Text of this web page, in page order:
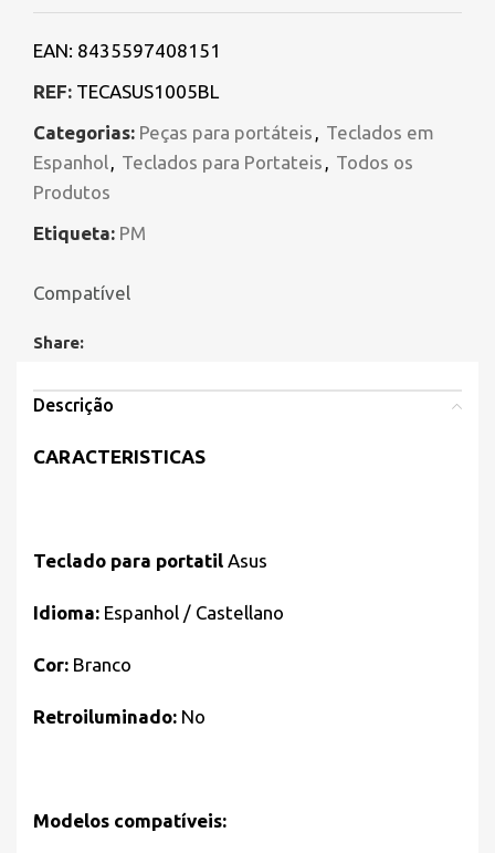
EAN: 8435597408151
REF: TECASUS1005BL
Categorias: Peças para portáteis , Teclados em
Espanhol, Teclados para Portateis , Todos os
Produtos
Etiqueta: PM
Compatível
Share:
Descrição
CARACTERISTICAS
Teclado para portatil Asus
Idioma: Espanhol / Castellano
Cor: Branco
Retroiluminado: No
Modelos compatíveis: